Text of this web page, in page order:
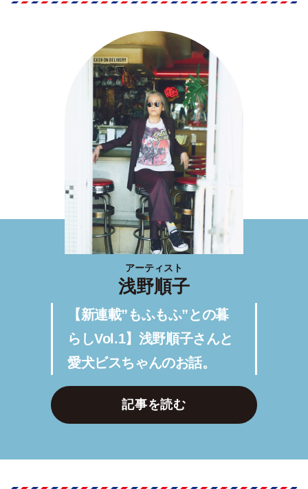
アーティスト
浅野順子
【新連載”もふもふ”との暮
らしVol.1】浅野順子さんと
愛犬ビスちゃんのお話。
記事を読む